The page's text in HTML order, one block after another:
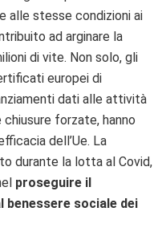
alle stesse condizioni ai
ad arginare la
di vite. Non solo, gli
europei di
dati alle attività
forzate, hanno
dell’Ue. La
durante la lotta al Covid,
proseguire il
sociale dei